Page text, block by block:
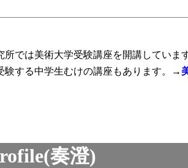
所では美術大学受験講座を開講していま
験する中学生むけの講座もあります。→
奏澄)